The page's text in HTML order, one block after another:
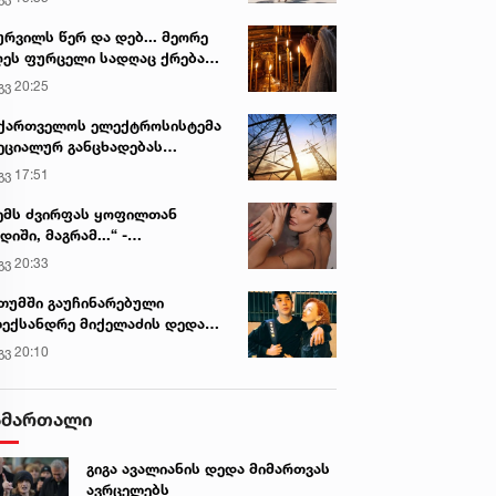
წერ და დებ... მეორე
ფურცელი სადღაც ქრება
სურვილი სრულდება...“ -
ტაძარი შიდა
20:25
ელექტროსისტემა
განცხადებას
17:51
ძვირფას ყოფილთან
მაგრამ...“ -
პაიჭაძის
აღიარება
20:33
გაუჩინარებული
მიქელაძის დედა
ავრცელებს
20:10
გიგა ავალიანის დედა მიმართვას
ავრცელებს